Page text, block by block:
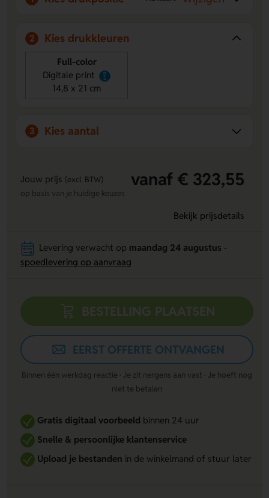
Personaliseerbare kaart:Voeg een logo of boodschap
toe op het dubbelzijdige A5 kaartje.
Feestelijk ontwerp:
charmant vogelnestje.
Perfect formaat:Handzaam doosje van 220 x 115 x 28
2 Kies drukkleuren
Full-color
Digitale print
14,8 x 21 cm
3 Kies aantal
Jouw prijs (excl. BTW) vanaf € 323,55
op basis van je huidige keuzes
Bekijk prijsdetails
Levering verwacht op maandag 24 augustus
spoedlevering op aanvraag
BESTELLING PLAATSEN
EERST OFFERTE ONTVANGEN
Binnen één werkdag reactie · Je zit nergens aan vast · Je hoeft nog
niet te betalen
Gratis digitaal voorbeeld binnen 24 uur
Snelle & persoonlijke klantenservice
Upload je bestanden in de winkelmand of stuur later